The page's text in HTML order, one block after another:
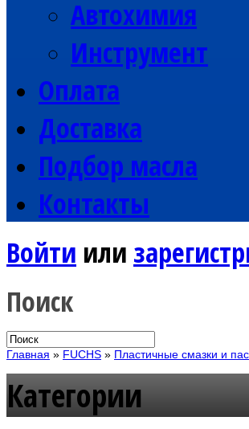
Автохимия
Инструмент
Оплата
Доставка
Подбор масла
Контакты
Войти или
Поиск
Главная » FUCHS » Пластичные смазки и
Категории